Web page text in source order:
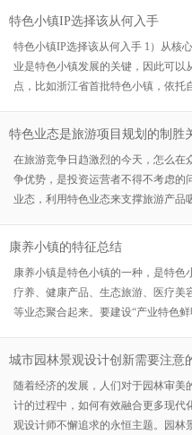
特色小镇IP选择该从何入手
特色小镇IP选择该从何入手 1）从核
业是特色小镇发展的关键，因此可以
点，比如浙江省首批特色小镇，依托
特色业态是旅游项目规划的制胜
在旅游竞争日趋激烈的今天，怎么在
争优势，是投资运营者不得不考虑的
业态，利用特色业态来支撑旅游产品
康养小镇的特征总结
康养小镇是特色小镇的一种，是特
疗养、健康产品、生态旅游、医疗美
等业态聚合起来。要建设“产业特色
现和健康相关的大量消费的聚集。那
城市园林景观设计创新需要注意
随着经济的发展，人们对于园林审美
计的过程中，如何有效融合更多现代
观设计师不懈追求的永恒主题。园林